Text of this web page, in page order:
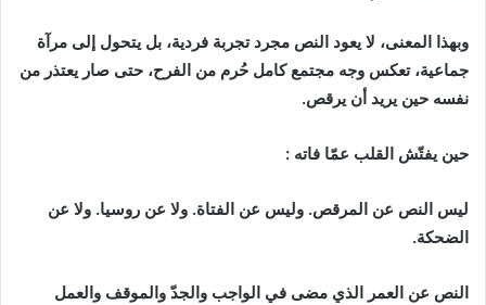
وبهذا المعنى، لا يعود النص مجرد تجربة فردية، بل يتحول إلى مرآة
جماعية، تعكس وجه مجتمع كامل حُرم من الفرح، حتى صار يعتذر من
نفسه حين يريد أن يرقص.
حين يفتّش القلب عمّا فاته :
ليس النص عن المرقص. وليس عن الفتاة. ولا عن روسيا. ولا عن
الضحكة.
النص عن العمر الذي مضى في الواجب والجدّ والموقف والعمل